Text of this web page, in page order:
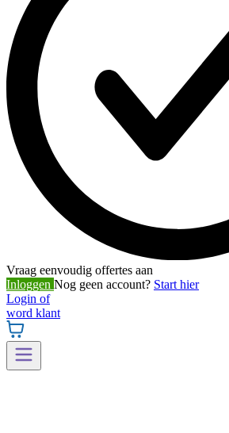
Vraag eenvoudig offertes aan
Inloggen Nog geen account? Start hier
Login of
word klant